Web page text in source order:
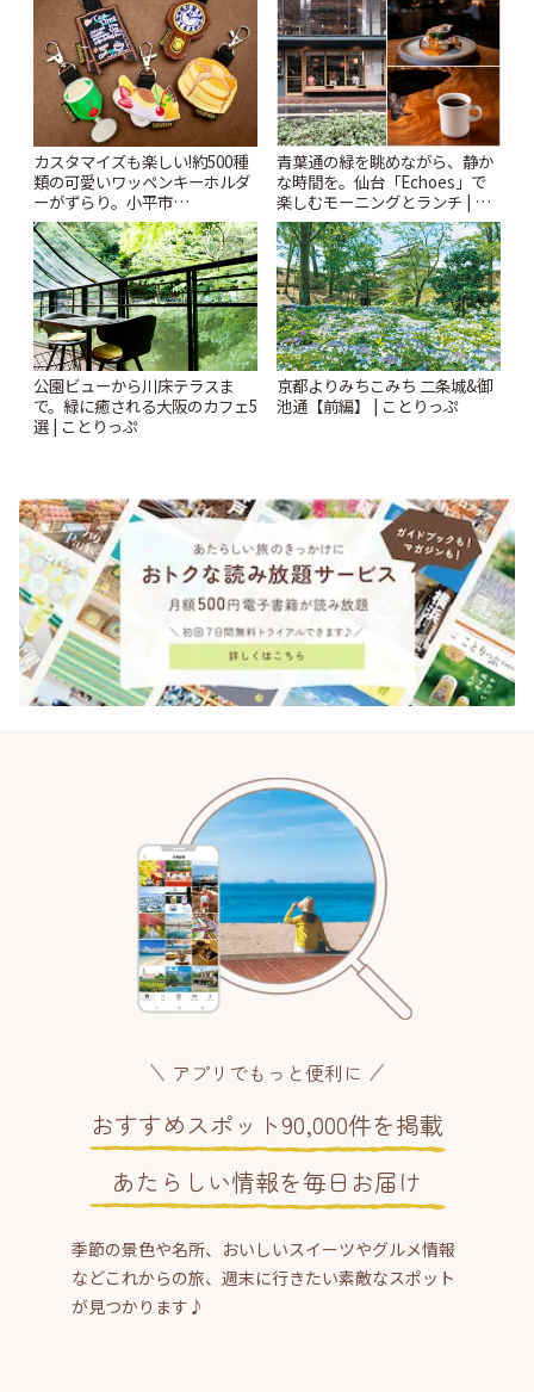
カスタマイズも楽しい!約500種
類の可愛いワッペンキーホルダ
ーがずらり。小平市
「Kimamaya T&K」 | ことりっ
ぷ
青葉通の緑を眺めながら、静か
な時間を。仙台「Echoes」で
楽しむモーニングとランチ | こ
とりっぷ
公園ビューから川床テラスま
で。緑に癒される大阪のカフェ5
選 | ことりっぷ
京都よりみちこみち 二条城&御
池通【前編】 | ことりっぷ
アプリでもっと便利に
おすすめスポット90,000件を掲載
あたらしい情報を毎日お届け
季節の景色や名所、おいしいスイーツやグルメ情報
などこれからの旅、週末に行きたい素敵なスポット
が見つかります♪